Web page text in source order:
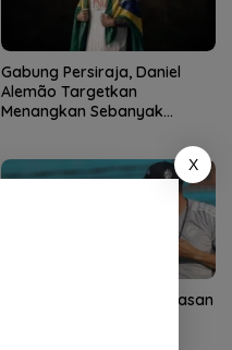
Gabung Persiraja, Daniel
Alemão Targetkan
Menangkan Sebanyak
Darije Kalezic Ungkap Alasan
X